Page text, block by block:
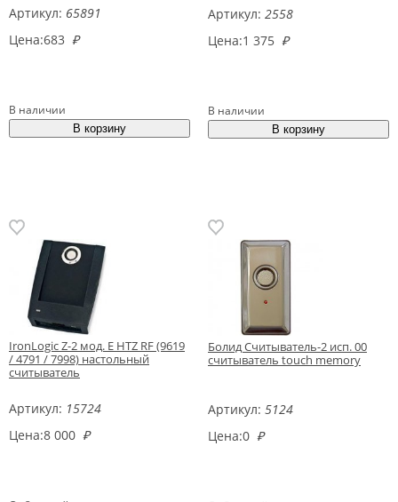
Артикул: 65891
Цена:683 ₽
В наличии
Артикул: 2558
Цена:1 375 ₽
В наличии
IronLogic Z-2 мод. E HTZ RF (9619
/ 4791 / 7998) настольный
считыватель
Артикул: 15724
Цена:8 000 ₽
Болид Считыватель-2 исп. 00
считыватель touch memory
Артикул: 5124
Цена:0 ₽